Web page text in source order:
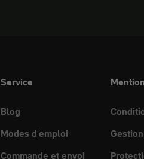
Service
Blog
Modes d'emploi
Commande et envoi